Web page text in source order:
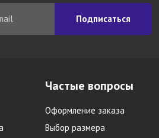
Подписаться
Частые вопросы
Оформление заказа
Выбор размера